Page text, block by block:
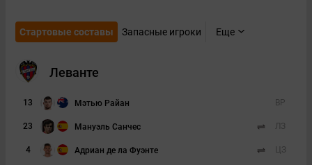
Стартовые составы Запасные игроки Еще
Леванте
13 Мэтью Райан ВР
23 Мануэль Санчес ЛЗ
4 Адриан де ла Фуэнте ЦЗ